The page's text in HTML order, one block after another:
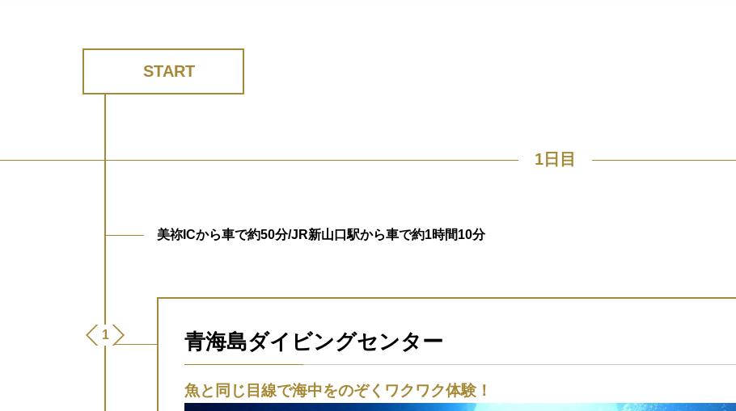
START
1日目
美祢ICから車で約50分/JR新山口駅から車で約1時間10分
青海島ダイビングセンター
魚と同じ目線で海中をのぞくワクワク体験！